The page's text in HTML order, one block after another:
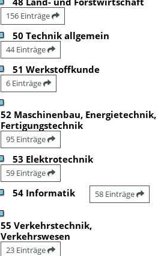
156 Einträge
50 Technik allgemein
44 Einträge
51 Werkstoffkunde
6 Einträge
52 Maschinenbau, Energietechnik,
Fertigungstechnik
95 Einträge
53 Elektrotechnik
59 Einträge
54 Informatik 58 Einträge
55 Verkehrstechnik,
Verkehrswesen
23 Einträge